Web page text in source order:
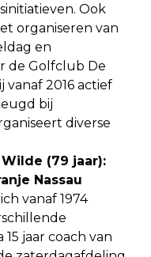
Ook
organiseren van
en
de Golfclub De
vanaf 2016 actief
bij
diverse
(79 jaar):
Nassau
vanaf 1974
jaar coach van